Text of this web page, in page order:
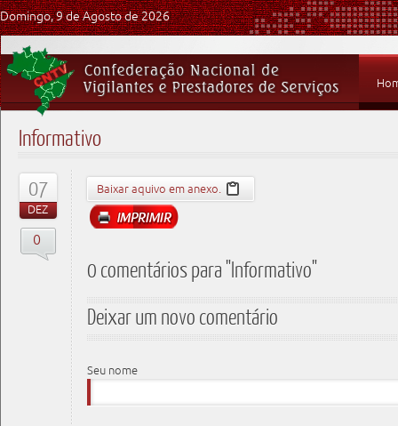
Domingo, 9 de Agosto de 2026
Informativo
07
DEZ
0
Baixar aquivo em anexo.
0 comentários para "Informativo"
Deixar um novo comentário
Seu nome